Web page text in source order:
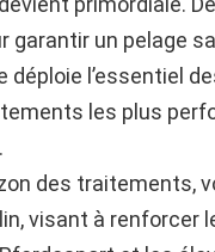
garantir un pelage
déploie l’essentiel
les plus
des traitements,
visant à